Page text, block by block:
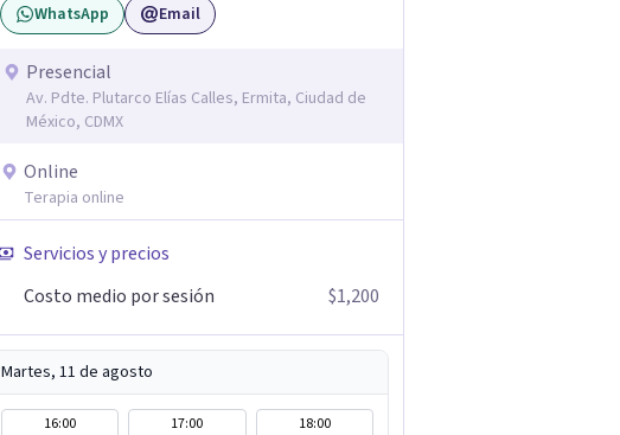
WhatsApp Email
Presencial
Av. Pdte. Plutarco Elías Calles, Ermita, Ciudad de
México, CDMX
Online
Terapia online
Servicios y precios
Costo medio por sesión
$1,200
Martes, 11 de agosto
16:00 17:00
18:00